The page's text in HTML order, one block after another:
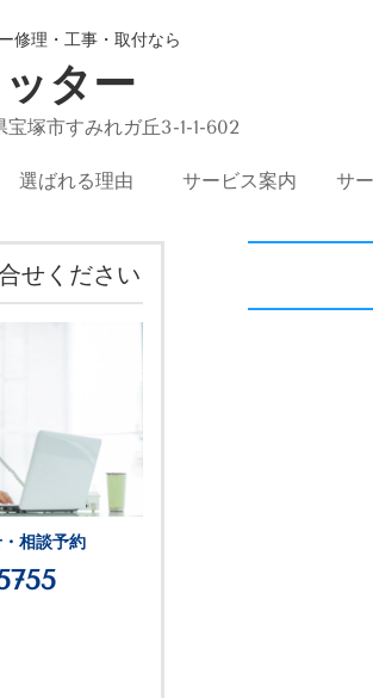
修理・工事・取付なら
ター
塚市すみれガ丘3-1-1-602
選ばれる理由 サービス案内 サ
せください
相談予約